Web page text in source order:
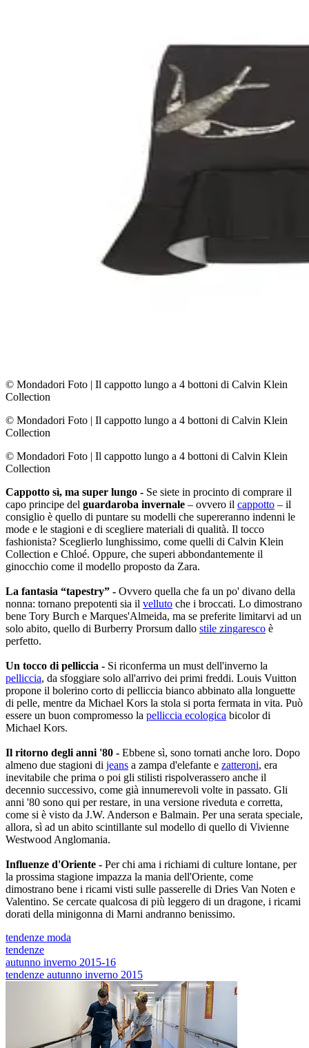
© Mondadori Foto | Il cappotto lungo a 4 bottoni di Calvin Klein
Collection
© Mondadori Foto | Il cappotto lungo a 4 bottoni di Calvin Klein
Collection
© Mondadori Foto | Il cappotto lungo a 4 bottoni di Calvin Klein
Collection
Cappotto sì, ma super lungo - Se siete in procinto di comprare il
capo principe del guardaroba invernale – ovvero il cappotto – il
consiglio è quello di puntare su modelli che supereranno indenni le
mode e le stagioni e di scegliere materiali di qualità. Il tocco
fashionista? Sceglierlo lunghissimo, come quelli di Calvin Klein
Collection e Chloé. Oppure, che superi abbondantemente il
ginocchio come il modello proposto da Zara.
La fantasia “tapestry” - Ovvero quella che fa un po' divano della
nonna: tornano prepotenti sia il velluto che i broccati. Lo dimostrano
bene Tory Burch e Marques'Almeida, ma se preferite limitarvi ad un
solo abito, quello di Burberry Prorsum dallo stile zingaresco è
perfetto.
Un tocco di pelliccia - Si riconferma un must dell'inverno la
pelliccia, da sfoggiare solo all'arrivo dei primi freddi. Louis Vuitton
propone il bolerino corto di pelliccia bianco abbinato alla longuette
di pelle, mentre da Michael Kors la stola si porta fermata in vita. Può
essere un buon compromesso la pelliccia ecologica bicolor di
Michael Kors.
Il ritorno degli anni '80 - Ebbene sì, sono tornati anche loro. Dopo
almeno due stagioni di jeans a zampa d'elefante e zatteroni, era
inevitabile che prima o poi gli stilisti rispolverassero anche il
decennio successivo, come già innumerevoli volte in passato. Gli
anni '80 sono qui per restare, in una versione riveduta e corretta,
come si è visto da J.W. Anderson e Balmain. Per una serata speciale,
allora, sì ad un abito scintillante sul modello di quello di Vivienne
Westwood Anglomania.
Influenze d'Oriente - Per chi ama i richiami di culture lontane, per
la prossima stagione impazza la mania dell'Oriente, come
dimostrano bene i ricami visti sulle passerelle di Dries Van Noten e
Valentino. Se cercate qualcosa di più leggero di un dragone, i ricami
dorati della minigonna di Marni andranno benissimo.
tendenze moda
tendenze
autunno inverno 2015-16
tendenze autunno inverno 2015